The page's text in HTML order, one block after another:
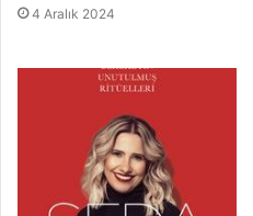
4 Aralık 2024